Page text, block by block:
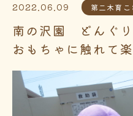
2022.06.09 第二木育こ
南の沢園 どんぐ
おもちゃに触れて